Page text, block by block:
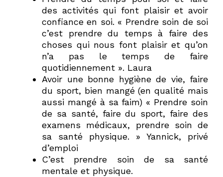
des activités qui font plaisir et avoir
confiance en soi. « Prendre soin de soi
c’est prendre du temps à faire des
choses qui nous font plaisir et qu’on
n’a pas le temps de faire
quotidiennement ». Laura
Avoir une bonne hygiène de vie, faire
du sport, bien mangé (en qualité mais
aussi mangé à sa faim) « Prendre soin
de sa santé, faire du sport, faire des
examens médicaux, prendre soin de
sa santé physique. » Yannick, privé
d’emploi
C’est prendre soin de sa santé
mentale et physique.